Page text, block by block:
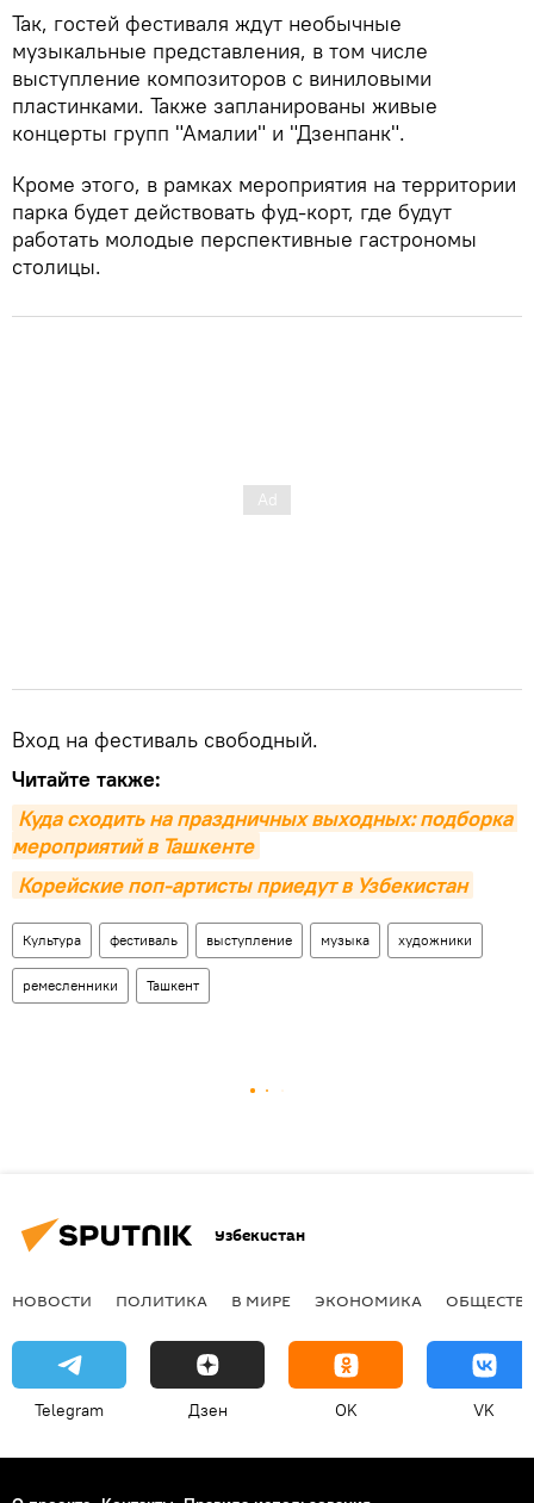
Так, гостей фестиваля ждут необычные
музыкальные представления, в том числе
выступление композиторов с виниловыми
пластинками. Также запланированы живые
концерты групп "Амалии" и "Дзенпанк".
Кроме этого, в рамках мероприятия на территории
парка будет действовать фуд-корт, где будут
работать молодые перспективные гастрономы
столицы.
Вход на фестиваль свободный.
Читайте также:
Куда сходить на праздничных выходных: подборка
мероприятий в Ташкенте
Корейские поп-артисты приедут в Узбекистан
Культура фестиваль выступление музыка художники
ремесленники Ташкент
Узбекистан
НОВОСТИ ПОЛИТИКА В МИРЕ ЭКОНОМИКА
Telegram Дзен OK VK